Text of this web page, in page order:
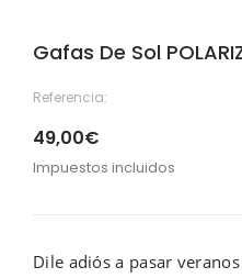
Gafas De Sol
Referencia:
49,00€
Impuestos incluidos
Dile adiós a pasar